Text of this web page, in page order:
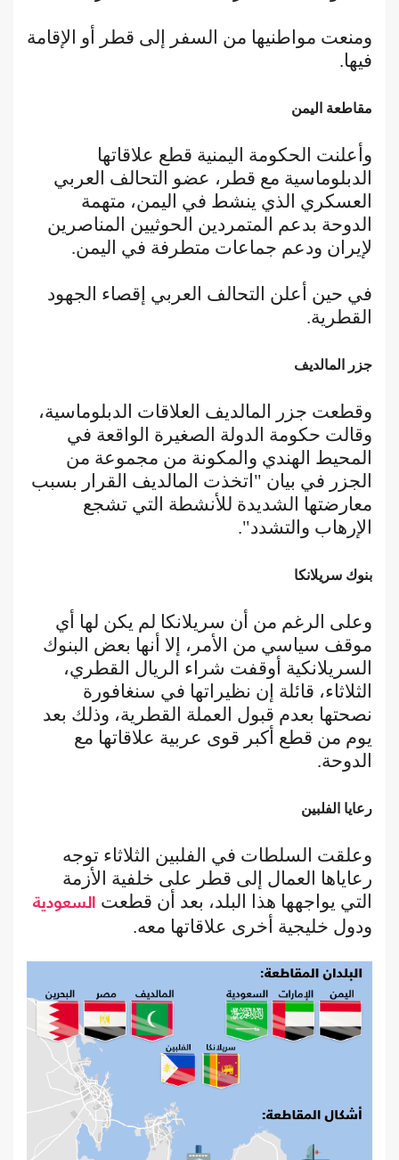
ومنعت مواطنيها من السفر إلى قطر أو الإقامة
فيها.
مقاطعة اليمن
وأعلنت الحكومة اليمنية قطع علاقاتها
الدبلوماسية مع قطر، عضو التحالف العربي
العسكري الذي ينشط في اليمن، متهمة
الدوحة بدعم المتمردين الحوثيين المناصرين
لإيران ودعم جماعات متطرفة في اليمن.
في حين أعلن التحالف العربي إقصاء الجهود
القطرية.
جزر المالديف
وقطعت جزر المالديف العلاقات الدبلوماسية،
وقالت حكومة الدولة الصغيرة الواقعة في
المحيط الهندي والمكونة من مجموعة من
الجزر في بيان "اتخذت المالديف القرار بسبب
معارضتها الشديدة للأنشطة التي تشجع
الإرهاب والتشدد".
بنوك سريلانكا
وعلى الرغم من أن سريلانكا لم يكن لها أي
موقف سياسي من الأمر، إلا أنها بعض البنوك
السريلانكية أوقفت شراء الريال القطري،
الثلاثاء، قائلة إن نظيراتها في سنغافورة
نصحتها بعدم قبول العملة القطرية، وذلك بعد
يوم من قطع أكبر قوى عربية علاقاتها مع
الدوحة.
رعايا الفلبين
وعلقت السلطات في الفلبين الثلاثاء توجه
رعاياها العمال إلى قطر على خلفية الأزمة
التي يواجهها هذا البلد، بعد أن قطعت
السعودية
ودول خليجية أخرى علاقاتها معه.